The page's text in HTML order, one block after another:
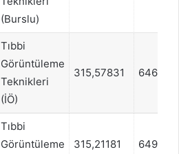
(Burslu)
Tıbbi
Görüntüleme
Teknikleri
(İÖ)
315,57831 646030
Tıbbi
Görüntüleme
315,21181 649645